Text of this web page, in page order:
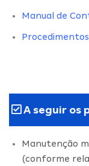
Manual de
A seguir os
Manutenção
(conforme